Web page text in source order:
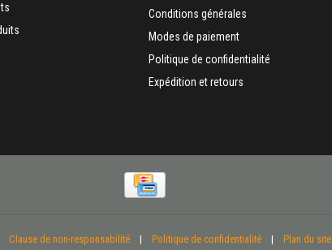
Conditions générales
Modes de paiement
Politique de confidentialité
Expédition et retours
Clause de non-responsabilité | Politique de confidentialité | Plan du site